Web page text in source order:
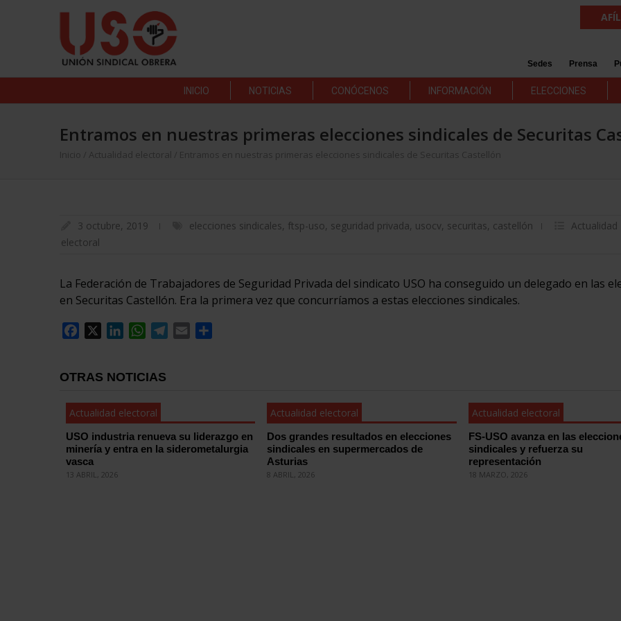
Sedes Prensa
INICIO NOTICIAS CONÓCENOS INFORMACIÓN ELECCIONES
Entramos en nuestras primeras elecciones sindicales de Securitas
Inicio Actualidad electoral Entramos en nuestras primeras elecciones sindicales de Securitas Castellón
3 octubre, 2019 elecciones sindicales, ftsp-uso, seguridad privada, usocv, securitas, castellón
Actualidad
electoral
La Federación de Trabajadores de Seguridad Privada del sindicato USO ha conseguido un delegado en las
en Securitas Castellón. Era la primera vez que concurríamos a estas elecciones sindicales.
Facebook
LinkedInWhatsApp
Telegram
Email
OTRAS NOTICIAS
Actualidad electoral
USO industria renueva su liderazgo en
minería y entra en la siderometalurgia
vasca
13 ABRIL, 2026
Actualidad electoral
Dos grandes resultados en elecciones
sindicales en supermercados de
Asturias
8 ABRIL, 2026
Actualidad electoral
FS-USO avanza en las
sindicales y refuerza su
representación
18 MARZO, 2026